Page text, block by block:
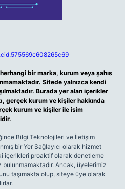
bir marka, kurum veya şahıs
Sitede yalnızca kendi
Burada yer alan içerikler
gerçek kurum ve kişiler hakkında
kurum ve kişiler ile isim
Bilgi Teknolojileri ve İletişim
bir Yer Sağlayıcı olarak hizmet
içerikleri proaktif olarak denetleme
Ancak, üyelerimiz
taşımakta olup, siteye üye olarak